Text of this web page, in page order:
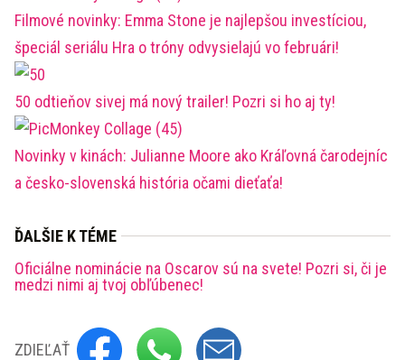
Filmové novinky: Emma Stone je najlepšou investíciou,
špeciál seriálu Hra o tróny odvysielajú vo februári!
50 odtieňov sivej má nový trailer! Pozri si ho aj ty!
Novinky v kinách: Julianne Moore ako Kráľovná čarodejníc
a česko-slovenská história očami dieťaťa!
ĎALŠIE K TÉME
Oficiálne nominácie na Oscarov sú na svete! Pozri si, či je
medzi nimi aj tvoj obľúbenec!
ZDIEĽAŤ